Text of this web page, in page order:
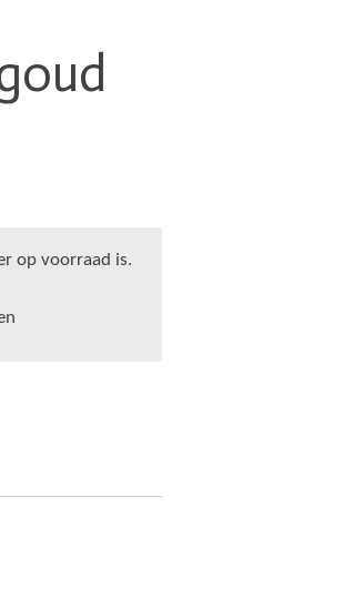
op voorraad is.